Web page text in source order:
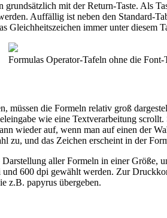
mit der Return-Taste. Als
Auffällig ist neben den Standard-
immer unter diesem
Formulas Operator-Tafeln ohne die Font-
die Formeln relativ groß
wie eine Textverarbeitung
wieder auf, wenn man auf einen der
zu, und das Zeichen erscheint in der
aller Formeln in einer Größe,
600 dpi gewählt werden. Zur
z.B. papyrus übergeben.